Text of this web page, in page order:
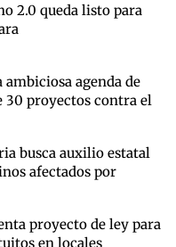
2.0 queda listo para
agenda de
30 proyectos contra el
busca auxilio estatal
afectados por
proyecto de ley para
en locales